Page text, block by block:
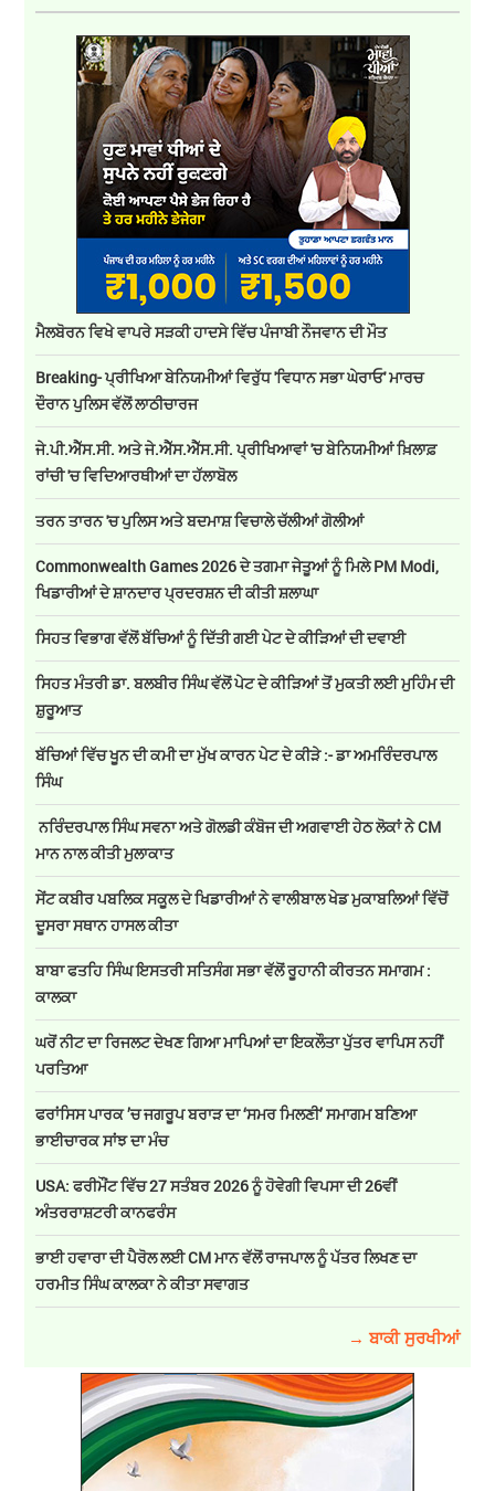
ਮੈਲਬੋਰਨ ਵਿਖੇ ਵਾਪਰੇ ਸੜਕੀ ਹਾਦਸੇ ਵਿੱਚ ਪੰਜਾਬੀ ਨੌਜਵਾਨ ਦੀ ਮੌਤ
Breaking- ਪ੍ਰੀਖਿਆ ਬੇਨਿਯਮੀਆਂ ਵਿਰੁੱਧ 'ਵਿਧਾਨ ਸਭਾ ਘੇਰਾਓ' ਮਾਰਚ
ਦੌਰਾਨ ਪੁਲਿਸ ਵੱਲੋਂ ਲਾਠੀਚਾਰਜ
ਜੇ.ਪੀ.ਐੱਸ.ਸੀ. ਅਤੇ ਜੇ.ਐੱਸ.ਐੱਸ.ਸੀ. ਪ੍ਰੀਖਿਆਵਾਂ 'ਚ ਬੇਨਿਯਮੀਆਂ ਖ਼ਿਲਾਫ਼
ਰਾਂਚੀ 'ਚ ਵਿਦਿਆਰਥੀਆਂ ਦਾ ਹੱਲਾਬੋਲ
ਤਰਨ ਤਾਰਨ 'ਚ ਪੁਲਿਸ ਅਤੇ ਬਦਮਾਸ਼ ਵਿਚਾਲੇ ਚੱਲੀਆਂ ਗੋਲੀਆਂ
Commonwealth Games 2026 ਦੇ ਤਗਮਾ ਜੇਤੂਆਂ ਨੂੰ ਮਿਲੇ PM Modi,
ਖਿਡਾਰੀਆਂ ਦੇ ਸ਼ਾਨਦਾਰ ਪ੍ਰਦਰਸ਼ਨ ਦੀ ਕੀਤੀ ਸ਼ਲਾਘਾ
ਸਿਹਤ ਵਿਭਾਗ ਵੱਲੋਂ ਬੱਚਿਆਂ ਨੂੰ ਦਿੱਤੀ ਗਈ ਪੇਟ ਦੇ ਕੀੜਿਆਂ ਦੀ ਦਵਾਈ
ਸਿਹਤ ਮੰਤਰੀ ਡਾ. ਬਲਬੀਰ ਸਿੰਘ ਵੱਲੋਂ ਪੇਟ ਦੇ ਕੀੜਿਆਂ ਤੋਂ ਮੁਕਤੀ ਲਈ ਮੁਹਿੰਮ ਦੀ
ਸ਼ੁਰੂਆਤ
ਬੱਚਿਆਂ ਵਿੱਚ ਖੂਨ ਦੀ ਕਮੀ ਦਾ ਮੁੱਖ ਕਾਰਨ ਪੇਟ ਦੇ ਕੀੜੇ :- ਡਾ ਅਮਰਿੰਦਰਪਾਲ
ਸਿੰਘ
ਨਰਿੰਦਰਪਾਲ ਸਿੰਘ ਸਵਨਾ ਅਤੇ ਗੋਲਡੀ ਕੰਬੋਜ ਦੀ ਅਗਵਾਈ ਹੇਠ ਲੋਕਾਂ ਨੇ CM
ਮਾਨ ਨਾਲ ਕੀਤੀ ਮੁਲਾਕਾਤ
ਸੇਂਟ ਕਬੀਰ ਪਬਲਿਕ ਸਕੂਲ ਦੇ ਖਿਡਾਰੀਆਂ ਨੇ ਵਾਲੀਬਾਲ ਖੇਡ ਮੁਕਾਬਲਿਆਂ ਵਿੱਚੋਂ
ਦੂਸਰਾ ਸਥਾਨ ਹਾਸਲ ਕੀਤਾ
ਬਾਬਾ ਫਤਹਿ ਸਿੰਘ ਇਸਤਰੀ ਸਤਿਸੰਗ ਸਭਾ ਵੱਲੋਂ ਰੂਹਾਨੀ ਕੀਰਤਨ ਸਮਾਗਮ :
ਕਾਲਕਾ
ਘਰੋਂ ਨੀਟ ਦਾ ਰਿਜਲਟ ਦੇਖਣ ਗਿਆ ਮਾਪਿਆਂ ਦਾ ਇਕਲੌਤਾ ਪੁੱਤਰ ਵਾਪਿਸ ਨਹੀਂ
ਪਰਤਿਆ
ਫਰਾਂਸਿਸ ਪਾਰਕ ’ਚ ਜਗਰੂਪ ਬਰਾੜ ਦਾ ‘ਸਮਰ ਮਿਲਣੀ’ ਸਮਾਗਮ ਬਣਿਆ
ਭਾਈਚਾਰਕ ਸਾਂਝ ਦਾ ਮੰਚ
USA: ਫਰੀਮੌਂਟ ਵਿੱਚ 27 ਸਤੰਬਰ 2026 ਨੂੰ ਹੋਵੇਗੀ ਵਿਪਸਾ ਦੀ 26ਵੀਂ
ਅੰਤਰਰਾਸ਼ਟਰੀ ਕਾਨਫਰੰਸ
ਭਾਈ ਹਵਾਰਾ ਦੀ ਪੈਰੋਲ ਲਈ CM ਮਾਨ ਵੱਲੋਂ ਰਾਜਪਾਲ ਨੂੰ ਪੱਤਰ ਲਿਖਣ ਦਾ
ਹਰਮੀਤ ਸਿੰਘ ਕਾਲਕਾ ਨੇ ਕੀਤਾ ਸਵਾਗਤ
→ ਬਾਕੀ ਸੁਰਖੀਆਂ